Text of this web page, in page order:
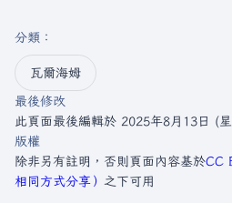
分類 ：​
瓦爾海姆
最後修改
此頁面最後編輯於 2025年8月13日 (
版權
除非另有註明，否則頁面內容基於CC
相同方式分享） 之下可用